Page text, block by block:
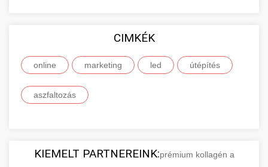
CIMKÉK
online marketing led útépítés
aszfaltozás
KIEMELT PARTNEREINK:prémium kollagén a